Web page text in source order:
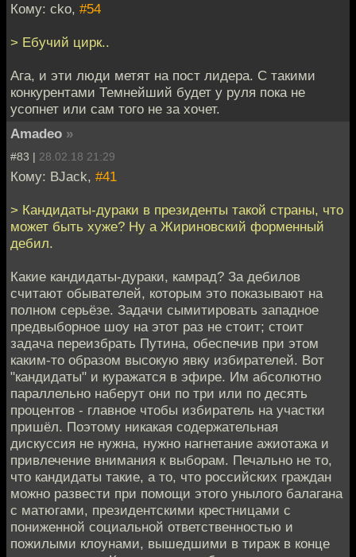
Кому: cko, #54
> Ебучий цирк..
Ага, и эти люди метят на пост лидера. С такими
конкурентами Темнейший будет у руля пока не
усопнет или сам того не за хочет.
Amadeo »
#83 | 28.02.18 21:29
Кому: BJack, #41
> Кандидаты-дураки в президенты такой страны, что
может быть хуже? Ну а Жириновский форменный
дебил.
Какие кандидаты-дураки, камрад? За дебилов
считают обывателей, которым это показывают на
полном серьёзе. Задачи сымитировать западное
предвыборное шоу на этот раз не стоит; стоит
задача переизбрать Путина, обеспечив при этом
каким-то образом высокую явку избирателей. Вот
"кандидаты" и куражатся в эфире. Им абсолютно
параллельно наберут они по три или по десять
процентов - главное чтобы избиратель на участки
пришёл. Поэтому никакая содержательная
дискуссия не нужна, нужно нагнетание ажиотажа и
привлечение внимания к выборам. Печально не то,
что кандидаты такие, а то, что российских граждан
можно развести при помощи этого унылого балагана
с матюгами, президентскими крестницами с
пониженной социальной ответственностью и
пожилыми клоунами, вышедшими в тираж в конце